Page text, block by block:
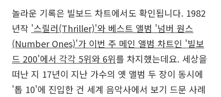
놀라운 기록은 빌보드 차트에서도 확인됩니다. 1982
년작 '스릴러(Thriller)'와 베스트 앨범 '넘버 원스
(Number Ones)'가 이번 주 메인 앨범 차트인 '빌보
드 200'에서 각각 5위와 6위를 차지했는데요. 세상을
떠난 지 17년이 지난 가수의 옛 앨범 두 장이 동시에
'톱 10'에 진입한 건 세계 음악사에서 보기 드문 사례